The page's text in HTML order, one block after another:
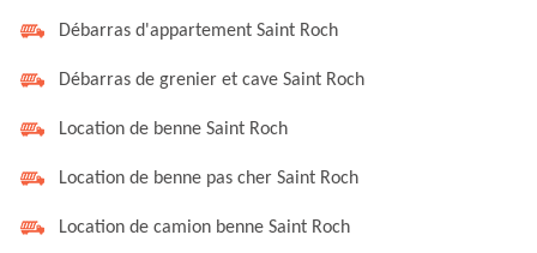
Débarras d'appartement Saint Roch
Débarras de grenier et cave Saint Roch
Location de benne Saint Roch
Location de benne pas cher Saint Roch
Location de camion benne Saint Roch